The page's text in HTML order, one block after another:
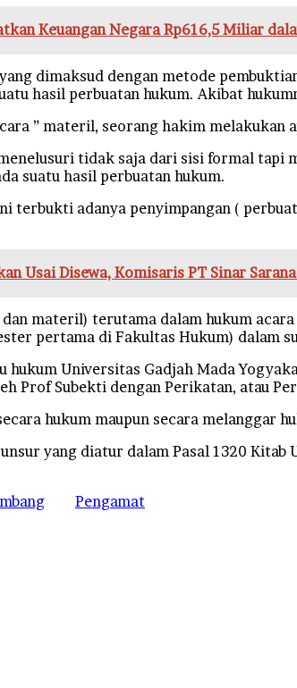
Keuangan Negara Rp616,5 Miliar
dimaksud dengan metode
hasil perbuatan hukum. Akibat
” materil, seorang hakim
tidak saja dari sisi formal
suatu hasil perbuatan hukum.
terbukti adanya penyimpangan (
Usai Disewa, Komisaris PT Sinar
materil) terutama dalam hukum
pertama di Fakultas Hukum) dalam
hukum Universitas Gadjah Mada
Prof Subekti dengan Perikatan, atau
hukum maupun secara melanggar
yang diatur dalam Pasal 1320
Pengamat